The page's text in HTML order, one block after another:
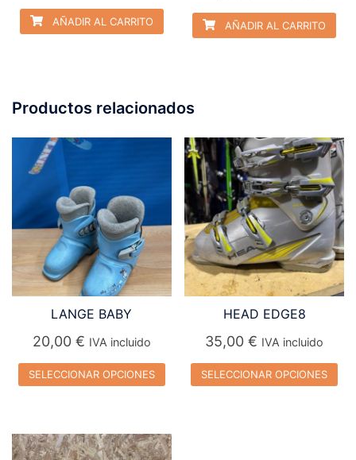
AÑADIR AL CARRITO AÑADIR AL CARRITO
Productos relacionados
LANGE BABY
20,00 € IVA incluido
SELECCIONAR OPCIONES
tiene
HEAD EDGE8
35,00€ IVA incluido
SELECCIONAR OPCIONES